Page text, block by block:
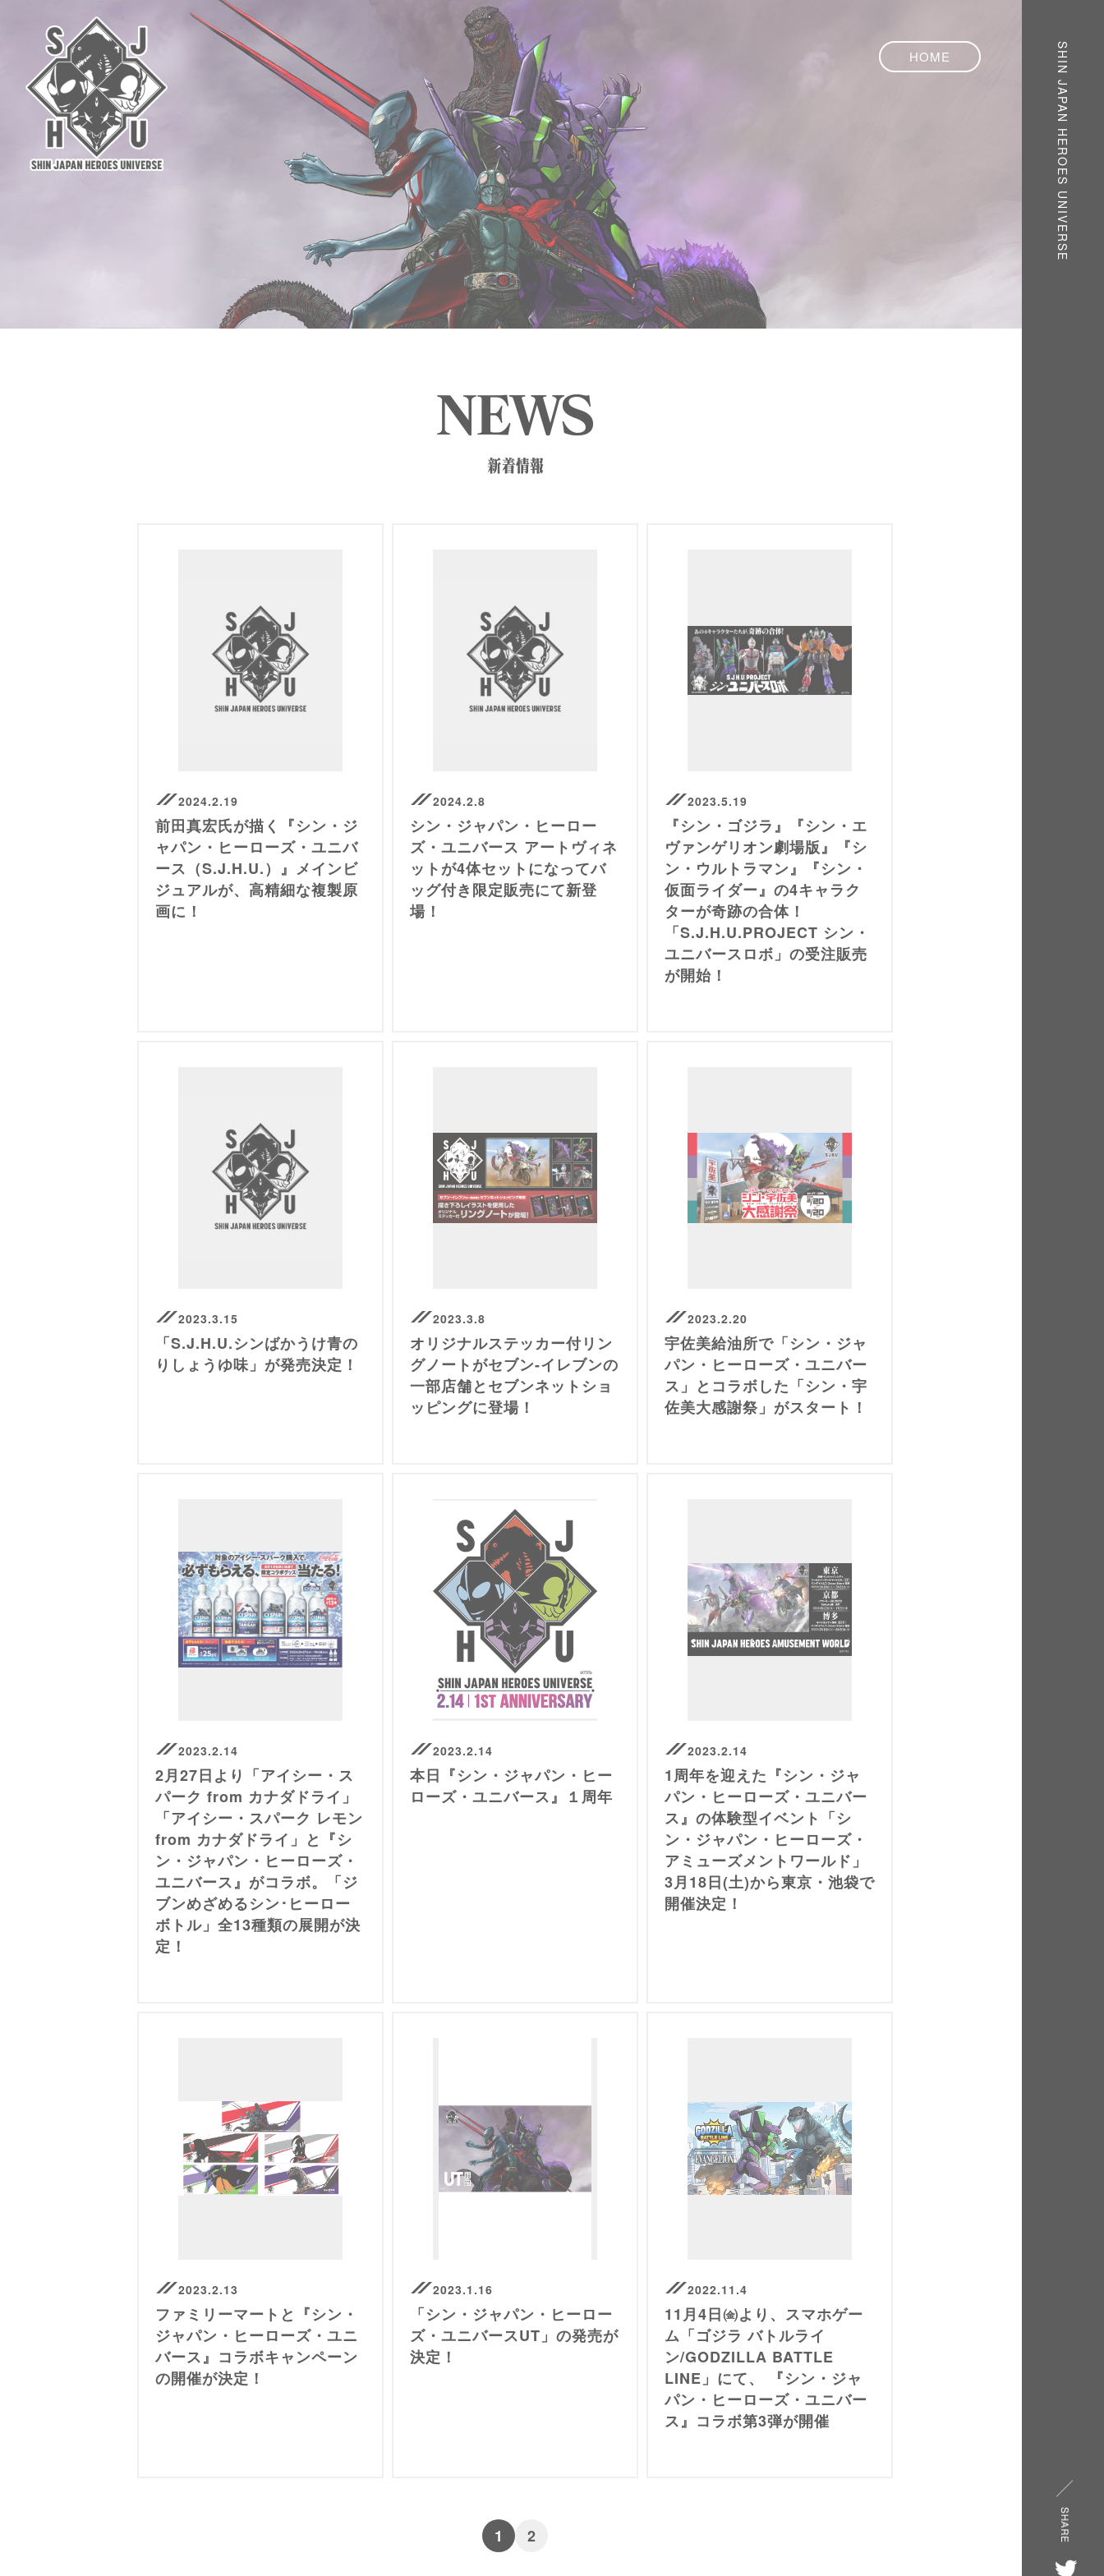
SHIN JAPAN HEROES UNIVERSE
HOME
2024.2.19
前田真宏氏が描く『シン・ジ
ャパン・ヒーローズ・ユニバ
ース（S.J.H.U.）』メインビ
ジュアルが、高精細な複製原
画に！
2024.2.8
シン・ジャパン・ヒーロー
ズ・ユニバース アートヴィネ
ットが4体セットになってバ
ッグ付き限定販売にて新登
場！
2023.5.19
『シン・ゴジラ』『シン・エ
ヴァンゲリオン劇場版』『シ
ン・ウルトラマン』『シン・
仮面ライダー』の4キャラク
ターが奇跡の合体！
「S.J.H.U.PROJECT シン・
ユニバースロボ」の受注販売
が開始！
2023.3.15
「S.J.H.U.シンばかうけ青の
りしょうゆ味」が発売決定！
2023.3.8
オリジナルステッカー付リン
グノートがセブン-イレブンの
一部店舗とセブンネットショ
ッピングに登場！
2023.2.20
宇佐美給油所で「シン・ジャ
パン・ヒーローズ・ユニバー
ス」とコラボした「シン・宇
佐美大感謝祭」がスタート！
2023.2.14
2月27日より「アイシー・ス
パーク from カナダドライ」
「アイシー・スパーク レモン
from カナダドライ」と『シ
ン・ジャパン・ヒーローズ・
ユニバース』がコラボ。「ジ
ブンめざめるシン･ヒーロー
ボトル」全13種類の展開が決
定！
2023.2.14
本日『シン・ジャパン・ヒー
ローズ・ユニバース』１周年
2023.2.14
1周年を迎えた『シン・ジャ
パン・ヒーローズ・ユニバー
ス』の体験型イベント「シ
ン・ジャパン・ヒーローズ・
アミューズメントワールド」
3月18日(土)から東京・池袋で
開催決定！
2023.2.13
ファミリーマートと『シン・
ジャパン・ヒーローズ・ユニ
バース』コラボキャンペーン
の開催が決定！
2023.1.16
「シン・ジャパン・ヒーロー
ズ・ユニバースUT」の発売が
決定！
2022.11.4
11月4日㈮より、スマホゲー
ム「ゴジラ バトルライ
ン/GODZILLA BATTLE
LINE」にて、 『シン・ジャ
パン・ヒーローズ・ユニバー
ス』コラボ第3弾が開催
1 2